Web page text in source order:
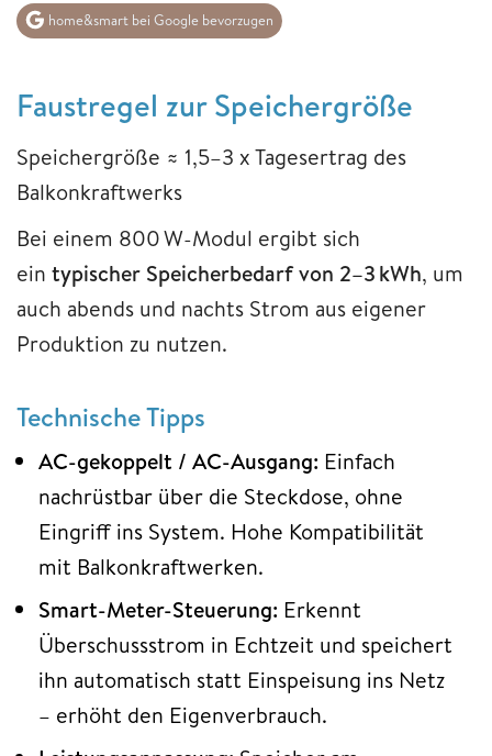
home&smart bei Google bevorzugen
Faustregel zur Speichergröße
Speichergröße ≈ 1,5–3 x Tagesertrag des
Balkonkraftwerks
Bei einem 800 W-Modul ergibt sich
ein typischer Speicherbedarf von 2–3 kWh, um
auch abends und nachts Strom aus eigener
Produktion zu nutzen.
Technische Tipps
AC-gekoppelt / AC-Ausgang: Einfach
nachrüstbar über die Steckdose, ohne
Eingriff ins System. Hohe Kompatibilität
mit Balkonkraftwerken.
Smart-Meter-Steuerung: Erkennt
Überschussstrom in Echtzeit und speichert
ihn automatisch statt Einspeisung ins Netz
– erhöht den Eigenverbrauch.